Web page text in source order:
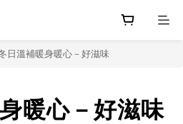
日溫補暖身暖心－好滋味
暖心－好滋味